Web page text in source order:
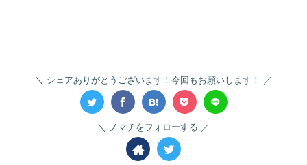
シェアありがとうございます！今回もお願いします！
ノマチをフォローする